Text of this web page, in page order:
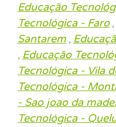
Educação
Tecnológica - Faro,
Santarem ,
, Educação
Tecnológica - Vila
Tecnológica -
- Sao joao da
Tecnológica -